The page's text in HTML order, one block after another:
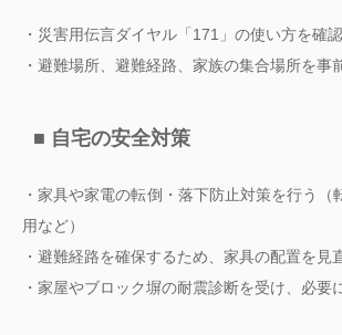
・災害用伝言ダイヤル「171」の使い方を確
・避難場所、避難経路、家族の集合場所を事
■ 自宅の安全対策
・家具や家電の転倒・落下防止対策を行う（
用など）
・避難経路を確保するため、家具の配置を見
・家屋やブロック塀の耐震診断を受け、必要